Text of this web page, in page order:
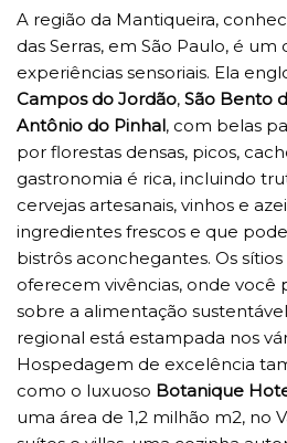
A região da Mantiqueira,
das Serras, em São Paulo, é
experiências sensoriais. Ela
Campos do Jordão, São Bento
Antônio do Pinhal, com belas
por florestas densas, picos,
gastronomia é rica, incluindo
cervejas artesanais, vinhos e
ingredientes frescos e que
bistrôs aconchegantes. Os
oferecem vivências, onde você
sobre a alimentação
regional está estampada nos
Hospedagem de excelência
como o luxuoso Botanique
uma área de 1,2 milhão m2, no